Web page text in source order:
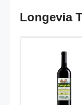
Longevia